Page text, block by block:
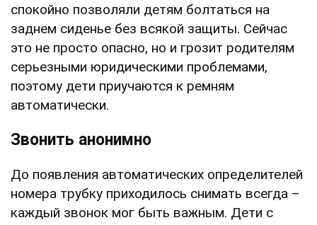
спокойно позволяли детям болтаться на
заднем сиденье без всякой защиты. Сейчас
это не просто опасно, но и грозит родителям
серьезными юридическими проблемами,
поэтому дети приучаются к ремням
автоматически.
Звонить анонимно
До появления автоматических определителей
номера трубку приходилось снимать всегда –
каждый звонок мог быть важным. Дети с